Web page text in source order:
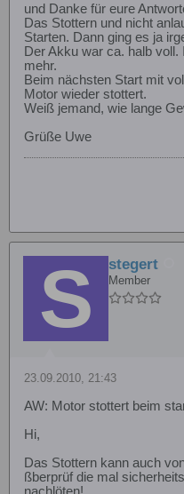
und Danke für eure
Das Stottern und nicht
Starten. Dann ging es ja
Der Akku war ca. halb
mehr.
Beim nächsten Start mit
Motor wieder stottert.
Weiß jemand, wie lange
Grüße Uwe
stegert
Member
23.09.2010, 21:43
AW: Motor stottert beim
Hi,
Das Stottern kann auch
ßberprüf die mal
nachlöten!